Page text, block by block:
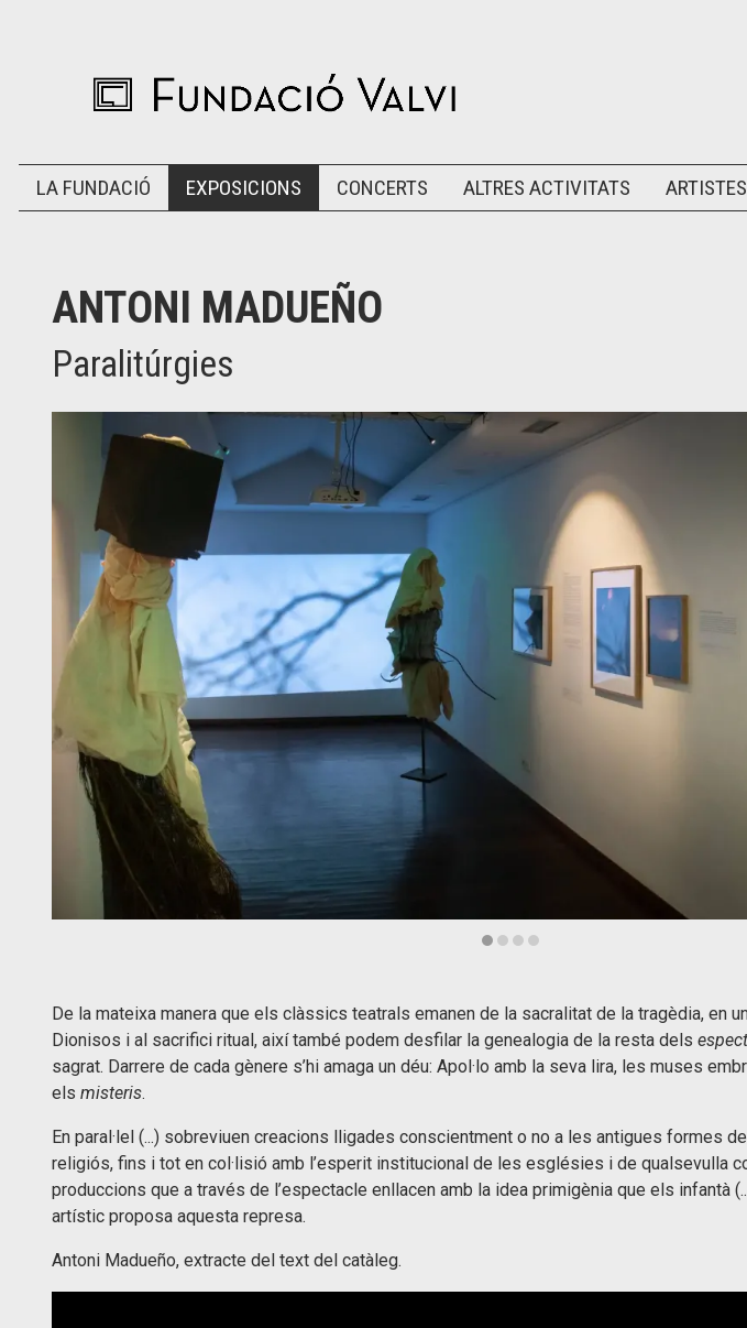
LA FUNDACIÓ EXPOSICIONS CONCERTS ALTRES ACTIVITATS ARTISTES
ANTONI MADUEÑO
Paralitúrgies
De la mateixa manera que els clàssics teatrals emanen de la sacralitat de la tragèdia, en
Dionisos i al sacrifici ritual, així també podem desfilar la genealogia de la resta dels
sagrat. Darrere de cada gènere s’hi amaga un déu: Apol·lo amb la seva lira, les muses
els misteris.
En paral·lel (...) sobreviuen creacions lligades conscientment o no a les antigues formes
religiós, fins i tot en col·lisió amb l’esperit institucional de les esglésies i de qualsevulla
produccions que a través de l’espectacle enllacen amb la idea primigènia que els infantà
artístic proposa aquesta represa.
Antoni Madueño, extracte del text del catàleg.